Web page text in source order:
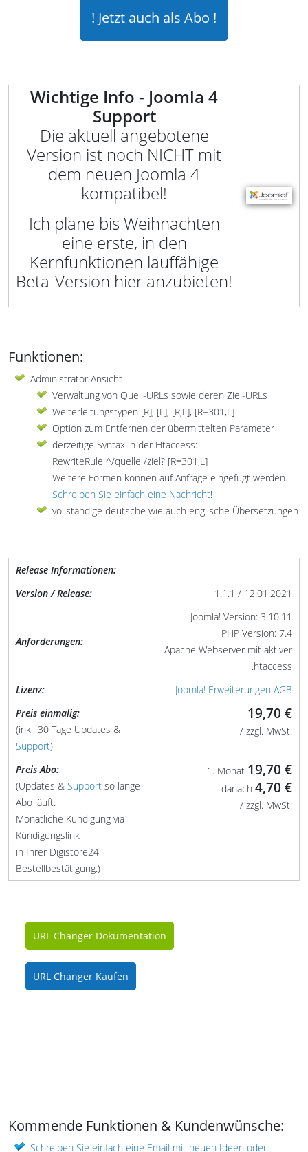
! Jetzt auch als Abo !
Wichtige Info - Joomla 4
Support
Die aktuell angebotene
Version ist noch NICHT mit
dem neuen Joomla 4
kompatibel!
Ich plane bis Weihnachten
eine erste, in den
Kernfunktionen lauffähige
Beta-Version hier anzubieten!
Funktionen:
Administrator Ansicht
Verwaltung von Quell-URLs sowie deren Ziel-URLs
Weiterleitungstypen [R], [L], [R,L], [R=301,L]
Option zum Entfernen der übermittelten Parameter
derzeitige Syntax in der Htaccess:
RewriteRule ^/quelle /ziel? [R=301,L]
Weitere Formen können auf Anfrage eingefügt werden.
Schreiben Sie einfach eine Nachricht!
vollständige deutsche wie auch englische Übersetzungen
Release Informationen:
Version / Release:
1.1.1 / 12.01.2021
Anforderungen:
Joomla! Version: 3.10.11
PHP Version: 7.4
Apache Webserver mit aktiver
.htaccess
Lizenz:
Joomla! Erweiterungen AGB
Preis einmalig:
(inkl. 30 Tage Updates &
Support)
19,70 €
/ zzgl. MwSt.
Preis Abo:
(Updates & Support so lange
Abo läuft.
Monatliche Kündigung via
Kündigungslink
in Ihrer Digistore24
Bestellbestätigung.)
1. Monat 19,70 €
danach 4,70 €
/ zzgl. MwSt.
URL Changer Dokumentation
URL Changer Kaufen
Kommende Funktionen & Kundenwünsche:
Schreiben Sie einfach eine Email mit neuen Ideen oder